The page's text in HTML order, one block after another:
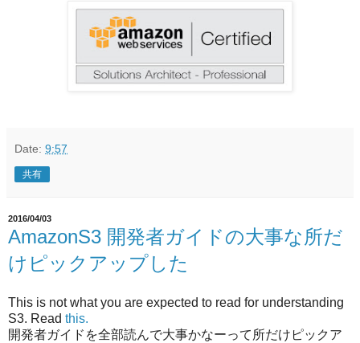
Date: 9:57
共有
2016/04/03
AmazonS3 開発者ガイドの大事な所だ
けピックアップした
This is not what you are expected to read for understanding
S3. Read this.
開発者ガイドを全部読んで大事かなーって所だけピックア